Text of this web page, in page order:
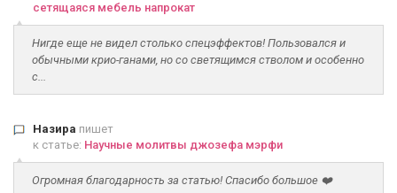
сетящаяся мебель напрокат
Нигде еще не видел столько спецэффектов! Пользовался и
обычными крио-ганами, но со светящимся стволом и особенно
с...
Назира пишет
к статье: Научные молитвы джозефа мэрфи
Огромная благодарность за статью! Спасибо большое ❤️